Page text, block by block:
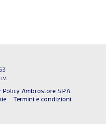
Policy Ambrostore S.P.A.
Termini e condizioni